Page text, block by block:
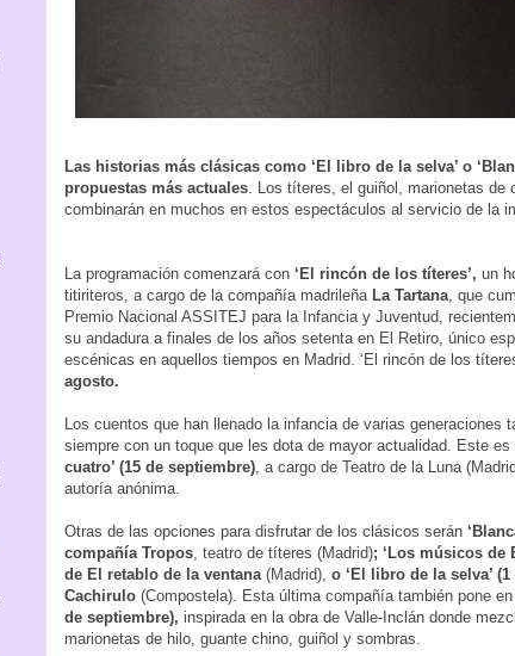
Las historias más clásicas como ‘El libro de la selva’ o
propuestas más actuales . Los títeres, el guiñol, marionetas
combinarán en muchos en estos espectáculos al servicio de la
La programación comenzará con ‘El rincón de los títeres’, un
titiriteros, a cargo de la compañía madrileña La Tartana , que
Premio Nacional ASSITEJ para la Infancia y Juventud,
su andadura a finales de los años setenta en El Retiro, único
escénicas en aquellos tiempos en Madrid. ‘El rincón de los
agosto.
Los cuentos que han llenado la infancia de varias generaciones
siempre con un toque que les dota de mayor actualidad. Este
cuatro’ (15 de septiembre) , a cargo de Teatro de la Luna
autoría anónima.
Otras de las opciones para disfrutar de los clásicos serán
compañía Tropos , teatro de títeres (Madrid); ‘Los músicos de
de El retablo de la ventana (Madrid), o ‘El libro de la selva’
Cachirulo (Compostela). Esta última compañía también pone
de septiembre), inspirada en la obra de Valle-Inclán donde
marionetas de hilo, guante chino, guiñol y sombras.